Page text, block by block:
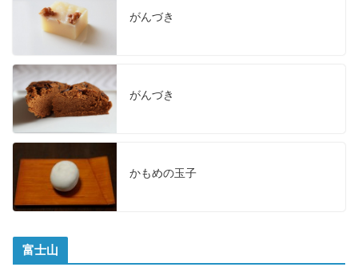
がんづき
がんづき
かもめの玉子
富士山